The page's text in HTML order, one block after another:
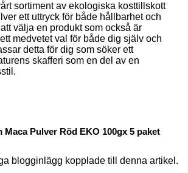
sortiment av ekologiska kosttillskott
ett uttryck för både hållbarhet och
välja en produkt som också är
medvetet val för både dig själv och
detta för dig som söker ett
skafferi som en del av en
Maca Pulver Röd EKO 100gx 5 paket
blogginlägg kopplade till denna artikel.